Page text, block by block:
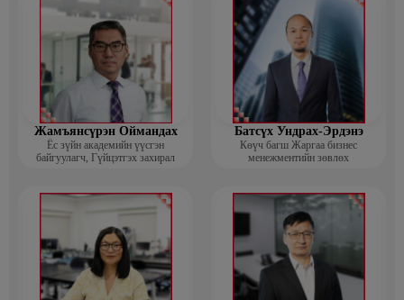
Жамъянсүрэн Оймандах
Ёс зүйн академийн үүсгэн
байгуулагч, Гүйцэтгэх захирал
Батсүх Ундрах-Эрдэнэ
Көүч багш Жаргаа бизнес
менежментийн зөвлөх